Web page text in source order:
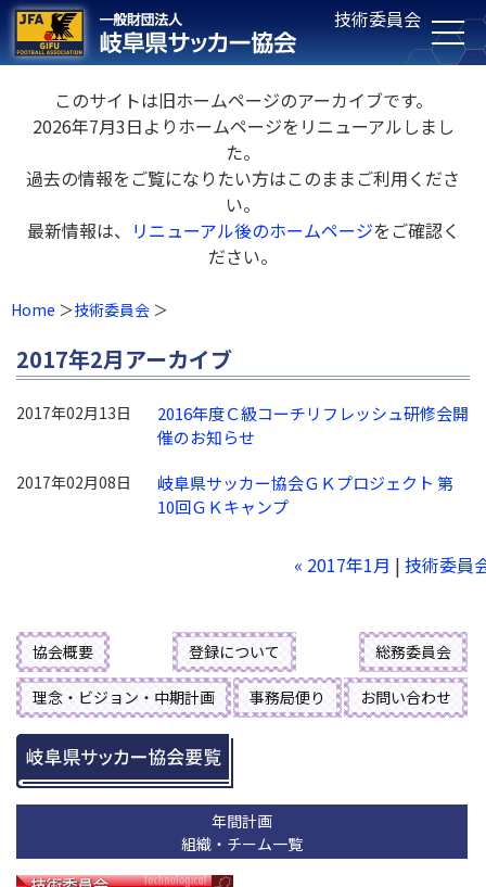
技術委員会
このサイトは旧ホームページのアーカイブです。
2026年7月3日よりホームページをリニューアルしまし
た。
過去の情報をご覧になりたい方はこのままご利用くださ
い。
最新情報は、 リニューアル後のホームページをご確認く
ださい。
Home 技術委員会
2017年2月アーカイブ
2017年02月13日
2016年度Ｃ級コーチリフレッシュ研修会開
催のお知らせ
2017年02月08日
岐阜県サッカー協会ＧＫプロジェクト 第
10回ＧＫキャンプ
« 2017年1月 | 技術委員
協会概要 登録について 総務委員会
理念・ビジョン・中期計画 事務局便り お問い合わせ
年間計画
組織・チーム一覧